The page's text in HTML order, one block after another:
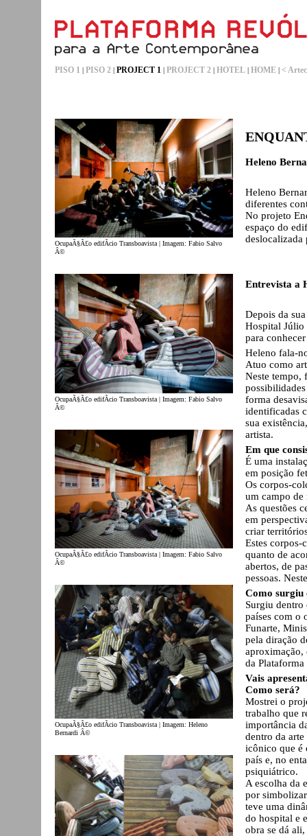
PISO 1 | PISO 2 | PROJECT 1 | PROJECT 2 | HOTEL | HOME | <
OcupaÃ§Ã£o edifÃ­cio Transboavista | Imagem: Fabio Salvo
Â©
OcupaÃ§Ã£o edifÃ­cio Transboavista | Imagem: Fabio Salvo
Â©
OcupaÃ§Ã£o edifÃ­cio Transboavista | Imagem: Fabio Salvo
Â©
OcupaÃ§Ã£o edifÃ­cio Transboavista | Imagem: Heleno
Bernardi Â©
Heleno
Heleno
diferentes
No projeto
espaço do
deslocalizada
Entrevista a
Depois da
Hospital Júlio
para
Heleno fala-
Atuo como
Neste tempo,
forma
identificadas
sua
artista.
Em que
É uma
em posição
Os corpos-
um campo de
As questões
em
criar
Estes corpos-
quanto de
abertos, de
pessoas.
Como surgiu
Surgiu
países com o
Funarte,
pela diração
aproximação,
da
Vais
Como será?
Mostrei o
trabalho que
importância
dentro da
icônico que é
país e, no
psiquiátrico.
A escolha da
por
teve uma
do hospital e
obra se dá